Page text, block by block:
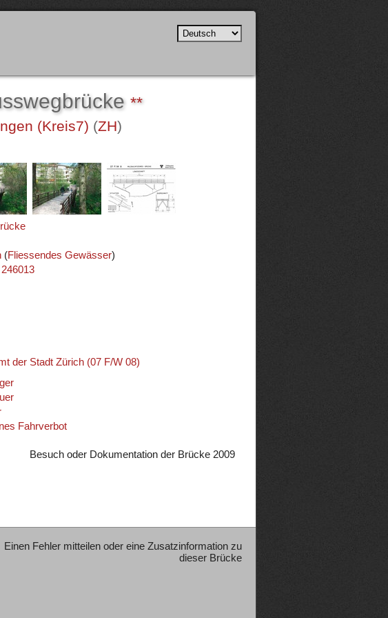
**
(Kreis7) (ZH)
(Fliessendes Gewässer)
der Stadt Zürich (07 F/W 08)
Fahrverbot
Besuch oder Dokumentation der Brücke 2009
Einen Fehler mitteilen oder eine Zusatzinformation zu
dieser Brücke